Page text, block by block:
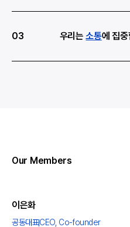
크기 만큼 임팩트도
연구하고, 이러한 문
실질적인 변화를 확
빅데이터 분석 등 다
03 우리는소통에 집
중시합니다.
Our Members
이은화
공동대표CEO, Co-founder